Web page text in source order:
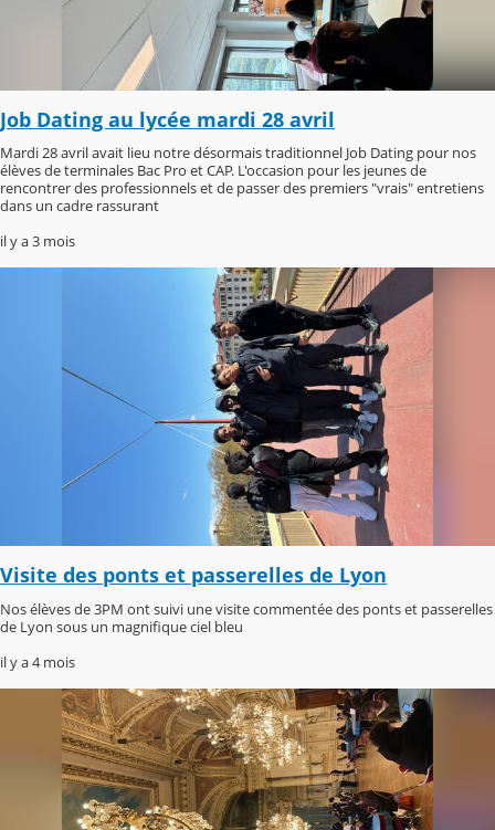
Job Dating au lycée mardi 28 avril
Mardi 28 avril avait lieu notre désormais traditionnel Job Dating pour nos
élèves de terminales Bac Pro et CAP. L'occasion pour les jeunes de
rencontrer des professionnels et de passer des premiers "vrais" entretiens
dans un cadre rassurant
il y a 3 mois
Visite des ponts et passerelles de Lyon
Nos élèves de 3PM ont suivi une visite commentée des ponts et passerelles
de Lyon sous un magnifique ciel bleu
il y a 4 mois